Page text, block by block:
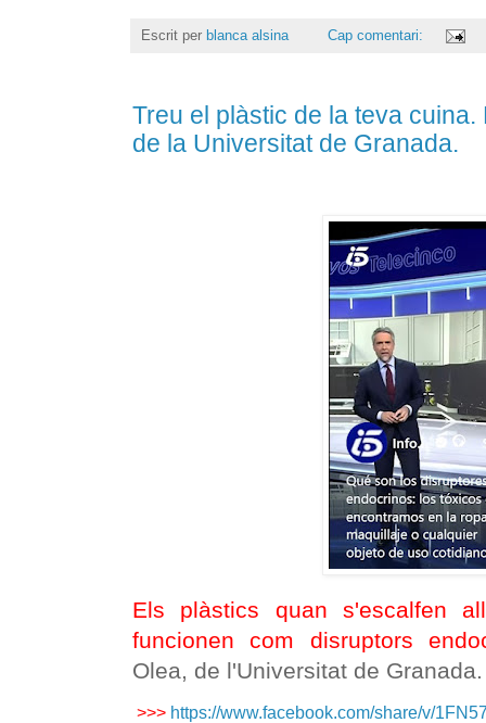
Escrit per blanca alsina Cap comentari:
Treu el plàstic de la teva
de la Universitat de Granada.
Els plàstics quan s'escalfen
funcionen com disruptors
Olea, de l'Universitat de Granada.
>>> https://www.facebook.com/share/v/